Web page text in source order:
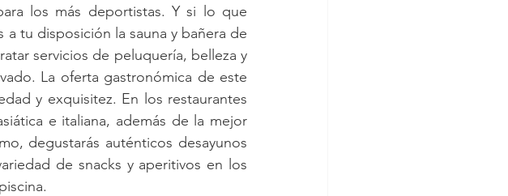
los más deportistas. Y si lo que
tu disposición la sauna y bañera de
servicios de peluquería, belleza y
La oferta gastronómica de este
y exquisitez. En los restaurantes
e italiana, además de la mejor
degustarás auténticos desayunos
de snacks y aperitivos en los